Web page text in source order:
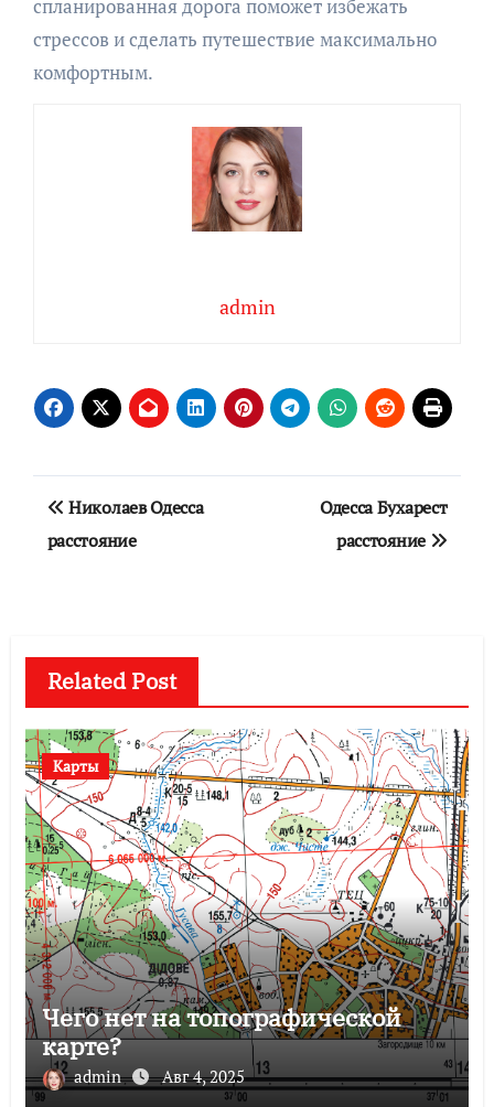
спланированная дорога поможет избежать
стрессов и сделать путешествие максимально
комфортным.
admin
Навигация
по
Николаев Одесса
расстояние
Одесса Бухарест
расстояние
Related Post
Карты
Чего нет на топографической
карте?
admin Авг 4, 2025